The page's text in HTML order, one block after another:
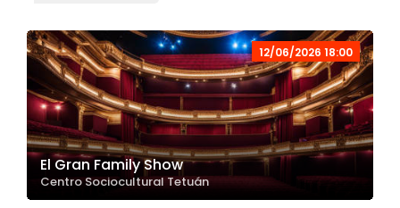
12/06/2026 18:00
El Gran Family Show
Centro Sociocultural Tetuán